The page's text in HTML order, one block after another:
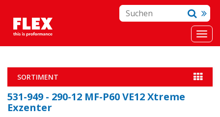
SORTIMENT
531-949 - 290-12 MF-P60 VE12 Xtreme
Exzenter